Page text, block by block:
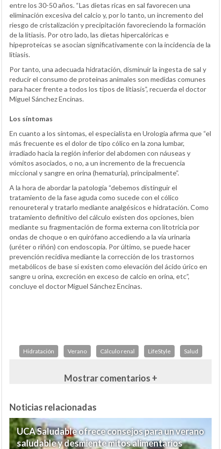
entre los 30-50 años. “Las dietas ricas en sal favorecen una
eliminación excesiva del calcio y, por lo tanto, un incremento del
riesgo de cristalización y precipitación favoreciendo la formación
de la litiasis. Por otro lado, las dietas hipercalóricas e
hipeproteícas se asocian significativamente con la incidencia de la
litiasis.
Por tanto, una adecuada hidratación, disminuir la ingesta de sal y
reducir el consumo de proteínas animales son medidas comunes
para hacer frente a todos los tipos de litiasis”, recuerda el doctor
Miguel Sánchez Encinas.
Los síntomas
En cuanto a los síntomas, el especialista en Urología afirma que “el
más frecuente es el dolor de tipo cólico en la zona lumbar,
irradiado hacia la región inferior del abdomen con náuseas y
vómitos asociados, o no, a un incremento de la frecuencia
miccional y sangre en orina (hematuría), principalmente”.
A la hora de abordar la patología “debemos distinguir el
tratamiento de la fase aguda como sucede con el cólico
renoureteral y tratarlo mediante analgésicos e hidratación. Como
tratamiento definitivo del cálculo existen dos opciones, bien
mediante su fragmentación de forma externa con litotricia por
ondas de choque o en quirófano accediendo a la vía urinaria
(uréter o riñón) con endoscopia. Por último, se puede hacer
prevención recidiva mediante la corrección de los trastornos
metabólicos de base si existen como elevación del ácido úrico en
sangre u orina, excreción en exceso de calcio en orina, etc”,
concluye el doctor Miguel Sánchez Encinas.
Hidratación Verano Cálculo renal LifeStyle Salud
Mostrar comentarios +
Noticias relacionadas
UCA Saludable ofrece consejos para un verano
saludable y desmiente mitos alimentarios